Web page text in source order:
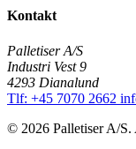
Kontakt
Palletiser A/S
Industri Vest 9
4293 Dianalund
Tlf: +45 7070 2662
© 2026 Palletiser A/S.